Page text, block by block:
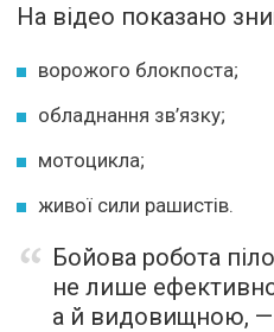
На відео показано
ворожого блокпоста;
обладнання зв’язку;
мотоцикла;
живої сили рашистів.
Бойова робота
не лише
а й видовищною,